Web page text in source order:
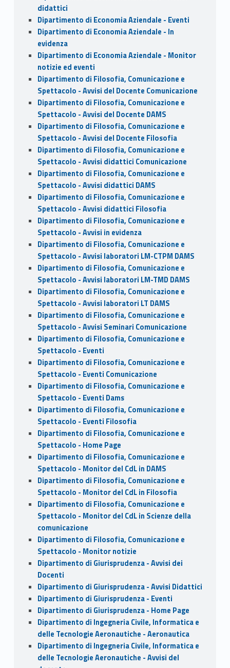
didattici
Dipartimento di Economia Aziendale - Eventi
Dipartimento di Economia Aziendale - In
evidenza
Dipartimento di Economia Aziendale - Monitor
notizie ed eventi
Dipartimento di Filosofia, Comunicazione e
Spettacolo - Avvisi del Docente Comunicazione
Dipartimento di Filosofia, Comunicazione e
Spettacolo - Avvisi del Docente DAMS
Dipartimento di Filosofia, Comunicazione e
Spettacolo - Avvisi del Docente Filosofia
Dipartimento di Filosofia, Comunicazione e
Spettacolo - Avvisi didattici Comunicazione
Dipartimento di Filosofia, Comunicazione e
Spettacolo - Avvisi didattici DAMS
Dipartimento di Filosofia, Comunicazione e
Spettacolo - Avvisi didattici Filosofia
Dipartimento di Filosofia, Comunicazione e
Spettacolo - Avvisi in evidenza
Dipartimento di Filosofia, Comunicazione e
Spettacolo - Avvisi laboratori LM-CTPM DAMS
Dipartimento di Filosofia, Comunicazione e
Spettacolo - Avvisi laboratori LM-TMD DAMS
Dipartimento di Filosofia, Comunicazione e
Spettacolo - Avvisi laboratori LT DAMS
Dipartimento di Filosofia, Comunicazione e
Spettacolo - Avvisi Seminari Comunicazione
Dipartimento di Filosofia, Comunicazione e
Spettacolo - Eventi
Dipartimento di Filosofia, Comunicazione e
Spettacolo - Eventi Comunicazione
Dipartimento di Filosofia, Comunicazione e
Spettacolo - Eventi Dams
Dipartimento di Filosofia, Comunicazione e
Spettacolo - Eventi Filosofia
Dipartimento di Filosofia, Comunicazione e
Spettacolo - Home Page
Dipartimento di Filosofia, Comunicazione e
Spettacolo - Monitor del CdL in DAMS
Dipartimento di Filosofia, Comunicazione e
Spettacolo - Monitor del CdL in Filosofia
Dipartimento di Filosofia, Comunicazione e
Spettacolo - Monitor del CdL in Scienze della
comunicazione
Dipartimento di Filosofia, Comunicazione e
Spettacolo - Monitor notizie
Dipartimento di Giurisprudenza - Avvisi dei
Docenti
Dipartimento di Giurisprudenza - Avvisi Didattici
Dipartimento di Giurisprudenza - Eventi
Dipartimento di Giurisprudenza - Home Page
Dipartimento di Ingegneria Civile, Informatica e
delle Tecnologie Aeronautiche - Aeronautica
Dipartimento di Ingegneria Civile, Informatica e
delle Tecnologie Aeronautiche - Avvisi del